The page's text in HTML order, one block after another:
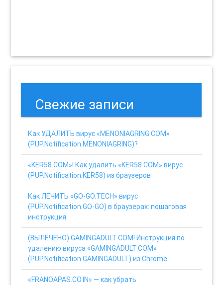
Свежие записи
Как УДАЛИТЬ вирус «MENONIAGRING.COM»
(PUP.Notification.MENONIAGRING)?
«KER58.COM»! Как удалить «KER58.COM» вирус
(PUP.Notification.KER58) из браузеров
Как ЛЕЧИТЬ «GO-GO.TECH» вирус
(PUP.Notification.GO-GO) в браузерах: пошаговая
инструкция
(ВЫЛЕЧЕНО) GAMINGADULT.COM! Инструкция по
удалению вируса «GAMINGADULT.COM»
(PUP.Notification.GAMINGADULT) из Chrome
«FRANOAPAS.CO.IN» — как убрать